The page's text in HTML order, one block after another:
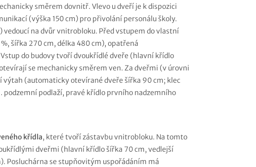
směrem dovnitř. Vlevo u dveří je k dispozici
(výška 150 cm) pro přivolání personálu školy.
vedoucí na dvůr vnitrobloku. Před vstupem do vlastní
šířka 270 cm, délka 480 cm), opatřená
do budovy tvoří dvoukřídlé dveře (hlavní křídlo
se mechanicky směrem ven. Za dveřmi (v úrovni
výtah (automaticky otevírané dveře šířka 90 cm; klec
podzemní podlaží, pravé křídlo prvního nadzemního
křídla, které tvoří zástavbu vnitrobloku. Na tomto
dveřmi (hlavní křídlo šířka 70 cm, vedlejší
Posluchárna se stupňovitým uspořádáním má